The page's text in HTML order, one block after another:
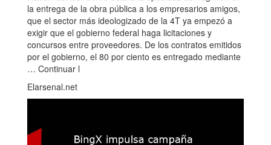
la entrega de la obra pública a los empresarios amigos,
que el sector más ideologizado de la 4T ya empezó a
exigir que el gobierno federal haga licitaciones y
concursos entre proveedores. De los contratos emitidos
por el gobierno, el 80 por ciento es entregado mediante
… Continuar l
Elarsenal.net